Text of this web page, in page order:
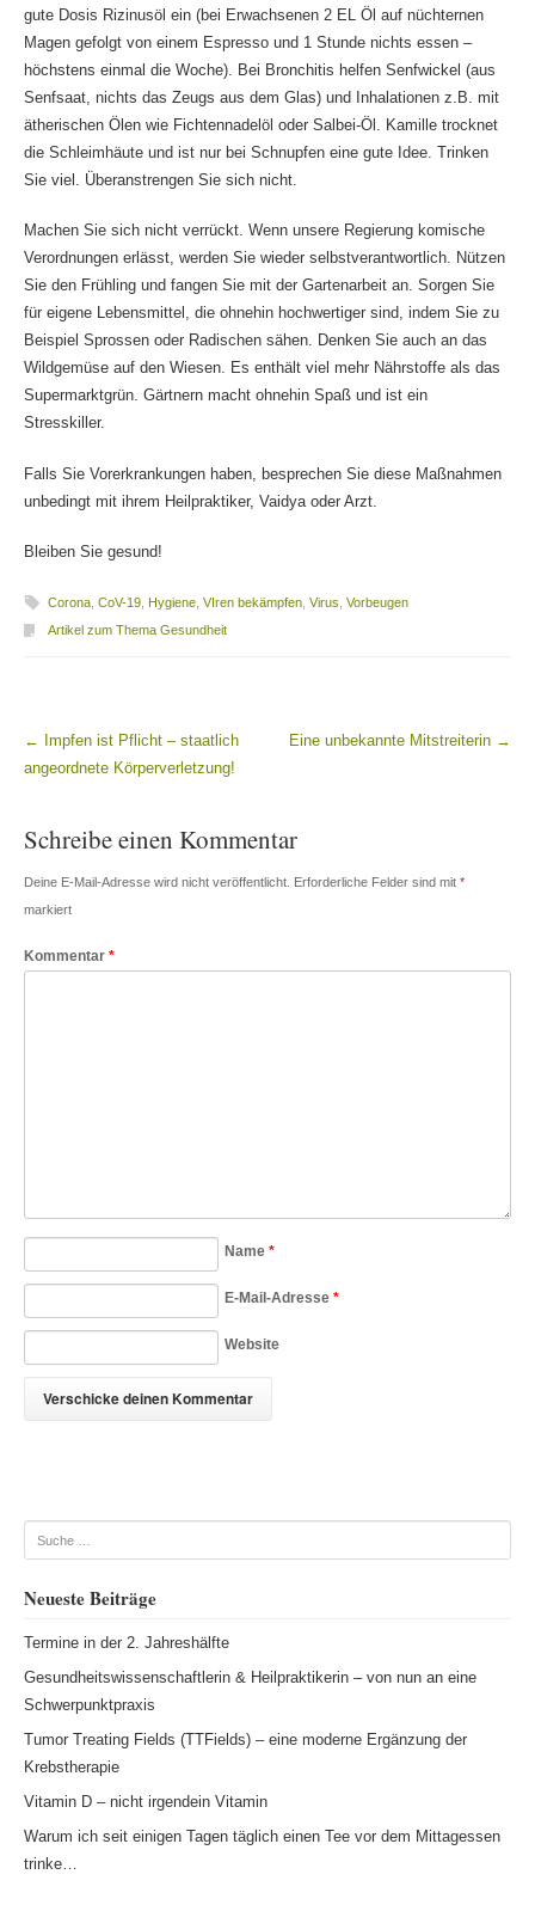
gute Dosis Rizinusöl ein (bei Erwachsenen 2 EL Öl auf nüchternen
Magen gefolgt von einem Espresso und 1 Stunde nichts essen –
höchstens einmal die Woche). Bei Bronchitis helfen Senfwickel (aus
Senfsaat, nichts das Zeugs aus dem Glas) und Inhalationen z.B. mit
ätherischen Ölen wie Fichtennadelöl oder Salbei-Öl. Kamille trocknet
die Schleimhäute und ist nur bei Schnupfen eine gute Idee. Trinken
Sie viel. Überanstrengen Sie sich nicht.
Machen Sie sich nicht verrückt. Wenn unsere Regierung komische
Verordnungen erlässt, werden Sie wieder selbstverantwortlich. Nützen
Sie den Frühling und fangen Sie mit der Gartenarbeit an. Sorgen Sie
für eigene Lebensmittel, die ohnehin hochwertiger sind, indem Sie zu
Beispiel Sprossen oder Radischen sähen. Denken Sie auch an das
Wildgemüse auf den Wiesen. Es enthält viel mehr Nährstoffe als das
Supermarktgrün. Gärtnern macht ohnehin Spaß und ist ein
Stresskiller.
Falls Sie Vorerkrankungen haben, besprechen Sie diese Maßnahmen
unbedingt mit ihrem Heilpraktiker, Vaidya oder Arzt.
Bleiben Sie gesund!
Corona, CoV-19, Hygiene, VIren bekämpfen, Virus Vorbeugen
Artikel zum Thema Gesundheit
Beitragsnavigation
←
Impfen ist Pflicht – staatlich
angeordnete Körperverletzung!
Eine unbekannte Mitstreiterin →
Schreibe einen Kommentar
Deine E-Mail-Adresse wird nicht veröffentlicht. Erforderliche Felder sind mit *
markiert
Kommentar *
Name*
E-Mail-Adresse*
Website
Suche
Neueste Beiträge
Termine in der 2. Jahreshälfte
Gesundheitswissenschaftlerin & Heilpraktikerin – von nun an eine
Schwerpunktpraxis
Tumor Treating Fields (TTFields) – eine moderne Ergänzung der
Krebstherapie
Vitamin D – nicht irgendein Vitamin
Warum ich seit einigen Tagen täglich einen Tee vor dem Mittagessen
trinke…